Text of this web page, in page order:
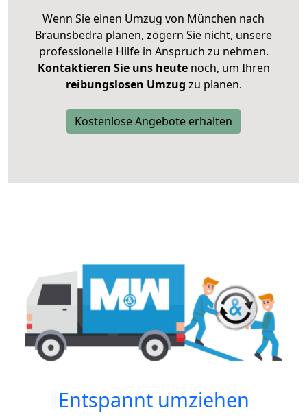
Wenn Sie einen Umzug von München nach
Braunsbedra planen, zögern Sie nicht, unsere
professionelle Hilfe in Anspruch zu nehmen.
Kontaktieren Sie uns heutenoch, um Ihren
reibungslosen Umzug zu planen.
Kostenlose Angebote erhalten
Entspannt umziehen